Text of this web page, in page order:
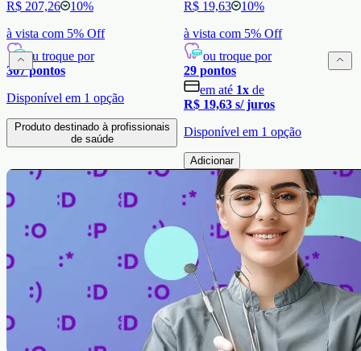
R$ 207,26
10%
à vista com 5% Off
ou troque por
307pontos
Disponível em 1 opção
Produto destinado à profissionais
de saúde
R$ 19,63
10%
à vista com 5% Off
ou troque por
29 pontos
em até 1x de
R$ 19,63 s/ juros
Disponível em 1 opção
Adicionar